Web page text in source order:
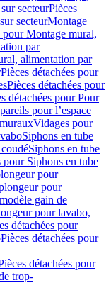
secteurPièces
secteurMontage
pour Montage mural,
par
alimentation par
Pièces détachées pour
Pièces détachées pour
détachées pour Pour
pour l’espace
Vidages pour
Siphons en tube
Siphons en tube
pour Siphons en tube
pour
pour
gain de
pour lavabo,
détachées pour
Pièces détachées pour
détachées pour
trop-